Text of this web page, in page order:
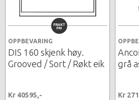
FRAKT
FRI
OPPBEVARING
DIS 160 skjenk høy.
Grooved / Sort / Røkt eik
Kr 40595,-
grå
Kr